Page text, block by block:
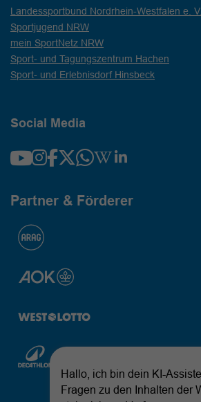
Landessportbund Nordrhein-Westfalen e. V.
Sportjugend NRW
mein SportNetz NRW
Sport- und Tagungszentrum Hachen
Sport- und Erlebnisdorf Hinsbeck
Social Media
Partner & Förderer